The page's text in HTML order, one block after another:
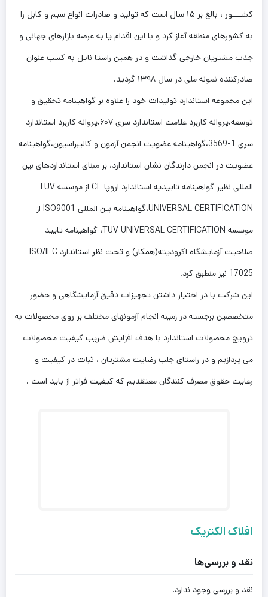
کشــــور ، بالغ بر ۱۵ سال است که تولید و صادرات انواع سیم و کابل را
به کشورهای منطقه آغاز کرد و با این اقدام پا به عرصه بازارهای جهانی و
جذب مشتریان خارجی گذاشت و در همین راستا نایل به کسب عنوان
صادرکننده نمونه ملی در سال ۱۳۹۸ گردید.
این مجموعه استاندارد تولیدات خود را علاوه بر گواهینامه تحقیق و
توسعه،پروانه کاربرد علامت استاندارد سری ۶۰۷،پروانه کاربرد استاندارد
سری 1-3569،گواهینامه عضویت انجمن آزمون و کالیبراسیون،گواهینامه
عضویت در انجمن دارندگان نشان استاندارد، بر مبنای استانداردهای بین
المللی نظیر گواهینامه تاییدیه استاندارد اروپا CE از موسسه TUV
UNIVERSAL CERTIFICATION،گواهینامه بین المللی ISO9001 از
موسسه TUV UNIVERSAL CERTIFICATION، گواهینامه تایید
صلاحیت آزمایشگاه اکرودیته(همکار) و تحت نظر استاندارد ISO/IEC
17025 نیز منطبق کرد.
این شرکت با در اختیار داشتن تجهیزات دقیق آزمایشگاهی و حضور
متخصصین برجسته در زمینه انجام آزمونهای مختلف بر روی محصولات به
ترویج محصولات استاندارد با هدف افزایش ضریب کیفیت محصولات
می پردازیم و در راستای جلب رضایت مشتریان ، ثبات در کیفیت و
رعایت حقوق مصرف کنندگان معتقدیم که کیفیت فراتر از باید است .
افلاک الکتریک
نقد و بررسی‌ها
نقد و بررسی وجود ندارد.